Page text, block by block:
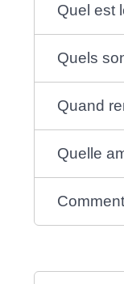
Quel est
Quels
Quand
Quelle